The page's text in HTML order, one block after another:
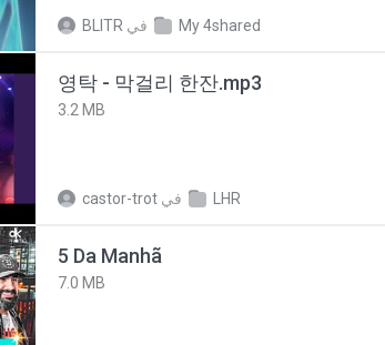
BLITR في My 4shared
영탁 - 막걸리 한잔.mp3
3.2 MB
castor-trot في LHR
5 Da Manhã
7.0 MB